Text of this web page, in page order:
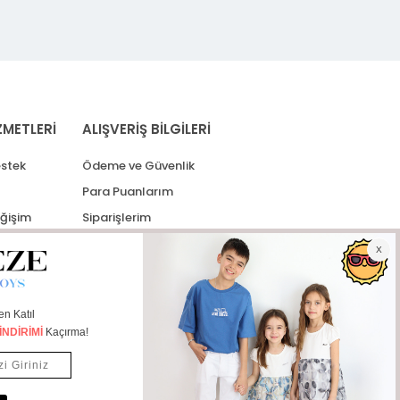
ALIŞVERİŞ BİLGİLERİ
Ödeme ve Güvenlik
Para Puanlarım
Siparişlerim